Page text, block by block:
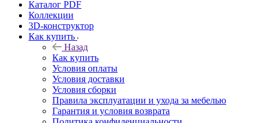
Каталог PDF
Коллекции
3D-конструктор
Как купить
Назад
Как купить
Условия оплаты
Условия доставки
Условия сборки
Правила эксплуатации и ухода за мебелью
Гарантия и условия возврата